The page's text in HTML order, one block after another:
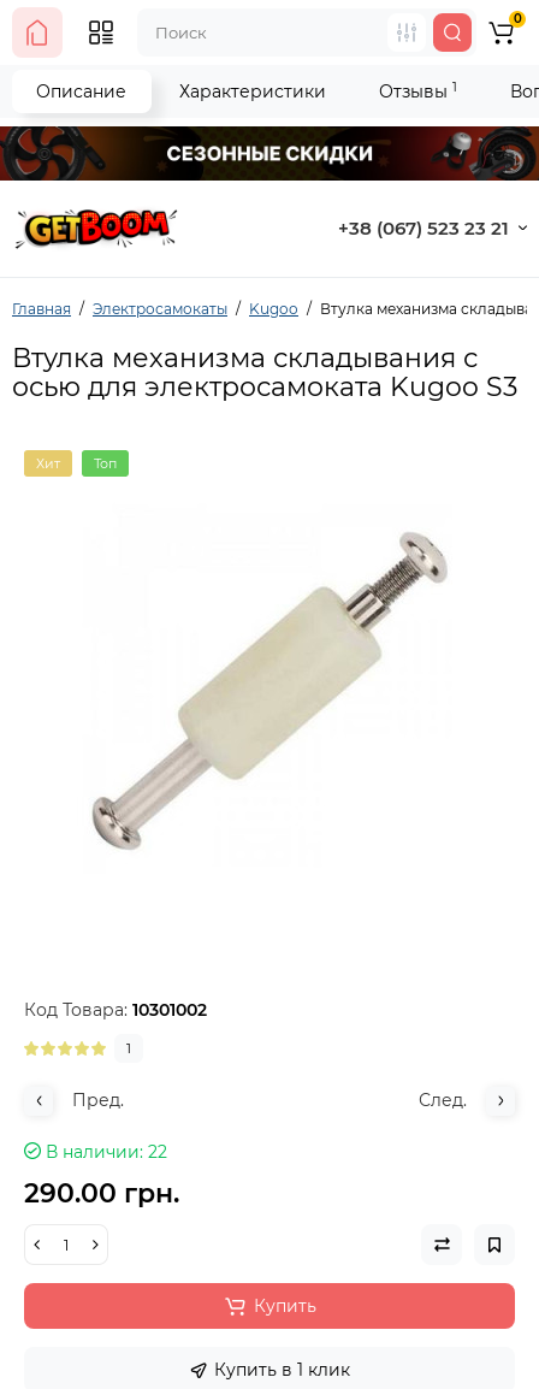
+38 (067) 523 23 21
0
Главная Электросамокаты Kugoo Втулка механизма
Втулка механизма складывания с
осью для электросамоката Kugoo S3
Хит Топ
Код Товара: 10301002
1
Пред. След.
В наличии 22
290.00 грн.
Купить
Купить в 1 клик
Описание Характеристики Отзывы 1